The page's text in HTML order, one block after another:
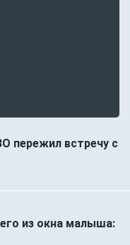
пережил встречу с
из окна малыша: